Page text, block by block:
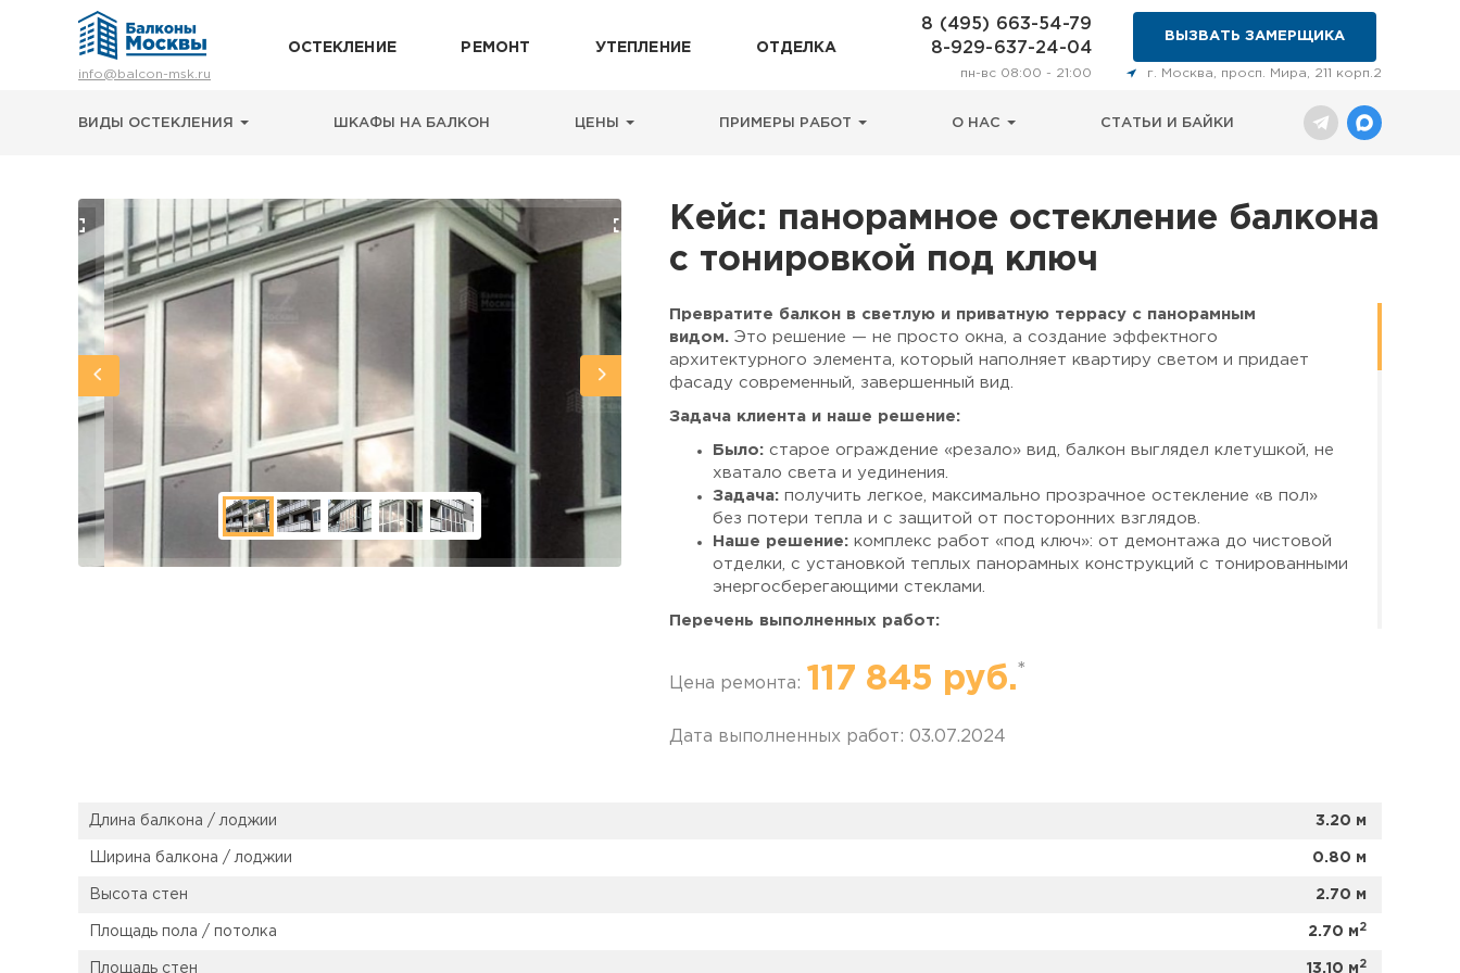
info@balcon-msk.ru
ОСТЕКЛЕНИЕ РЕМОНТ УТЕПЛЕНИЕ ОТДЕЛКА
8 (495) 663-54-79
8-929-637-24-04
пн-вс 08:00 - 21:00
ВЫЗВАТЬ ЗАМЕРЩИКА
г. Москва, просп. Мира, 211 корп.2
ВИДЫ ОСТЕКЛЕНИЯ ШКАФЫ НА БАЛКОН ЦЕНЫ ПРИМЕРЫ РАБОТ О НАС СТАТЬИ И БАЙКИ
Остекление
Утепление
Шкафы на балкон
Примеры работ
О нас
Статьи и байки
8 (495) 663-54-79
8-929-637-24-04
ВЫЗВАТЬ ЗАМЕРЩИКА
г. Москва, просп. Мира, 211 корп.2
Кейс: панорамное остекление балкона
с тонировкой под ключ
Превратите балкон в светлую и приватную террасу с панорамным
видом. Это решение — не просто окна, а создание эффектного
архитектурного элемента, который наполняет квартиру светом и придает
фасаду современный, завершенный вид.
Задача клиента и наше решение:
Было: старое ограждение «резало» вид, балкон выглядел клетушкой, не
хватало света и уединения.
Задача: получить легкое, максимально прозрачное остекление «в пол»
без потери тепла и с защитой от посторонних взглядов.
Наше решение: комплекс работ «под ключ»: от демонтажа до чистовой
отделки, с установкой теплых панорамных конструкций с тонированными
энергосберегающими стеклами.
Перечень выполненных работ:
усиленный армированный профиль, чтобы балкон обладал абсолютной
надежностью при высоких ветровых нагрузках и сезонных перепадах
Цена ремонта: 117 845 руб.*
Дата выполненных работ: 03.07.2024
Длина балкона / лоджии 3.20 м
Ширина балкона / лоджии 0.80 м
Высота стен 2.70 м
Площадь пола / потолка 2.70 м 2
Площадь стен 13.10 м 2